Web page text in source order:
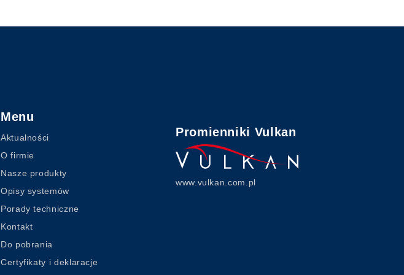
Menu
Aktualności
O firmie
Nasze produkty
Opisy systemów
Porady techniczne
Kontakt
Do pobrania
Certyfikaty i deklaracje
Promienniki Vulkan
www.vulkan.com.pl